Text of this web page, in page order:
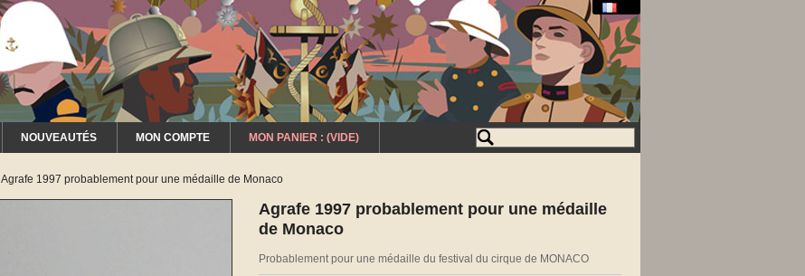
NOUVEAUTÉS MON COMPTE MON PANIER : (VIDE)
Agrafe 1997 probablement pour une médaille de Monaco
Agrafe 1997 probablement pour une médaille
de Monaco
Probablement pour une médaille du festival du cirque de MONACO